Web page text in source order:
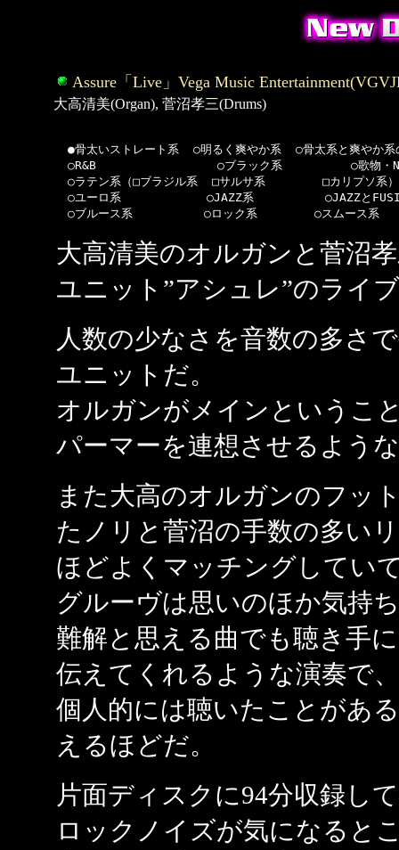
Assure「Live」Vega Music
大高清美(Organ), 菅沼孝三(Drums)
●骨太いストレート系  ○明るく爽やか系  ○骨太系と爽やか
○R&B                 ○ブラック系  　      ○
○ラテン系（□ブラジル系  □サルサ系        □
○ユーロ系            ○JAZZ系          ○JAZZと
大高清美のオルガンと菅沼
ユニット”アシュレ”のライ
人数の少なさを音数の多さ
ユニットだ。
オルガンがメインというこ
パーマーを連想させるよう
また大高のオルガンのフッ
たノリと菅沼の手数の多い
ほどよくマッチングしてい
グルーヴは思いのほか気持
難解と思える曲でも聴き手
伝えてくれるような演奏で
個人的には聴いたことがあ
えるほどだ。
片面ディスクに94分収録し
ロックノイズが気になると